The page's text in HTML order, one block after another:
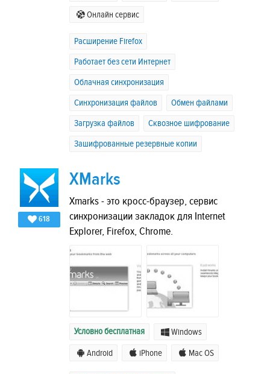
Онлайн сервис
Расширение Firefox
Работает без сети Интернет
Облачная синхронизация
Синхронизация файлов
Обмен файлами
Загрузка файлов
Сквозное шифрование
Зашифрованные резервные копии
618
XMarks
Xmarks - это кросс-браузер, сервис
синхронизации закладок для Internet
Explorer, Firefox, Chrome.
Условно бесплатная Windows
Android iPhone Mac OS